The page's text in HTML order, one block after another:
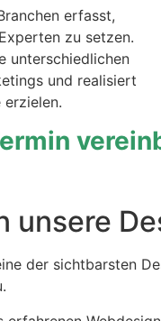
erfasst,
zu setzen.
unterschiedlichen
und realisiert
erzielen.
unsere
der sichtbarsten